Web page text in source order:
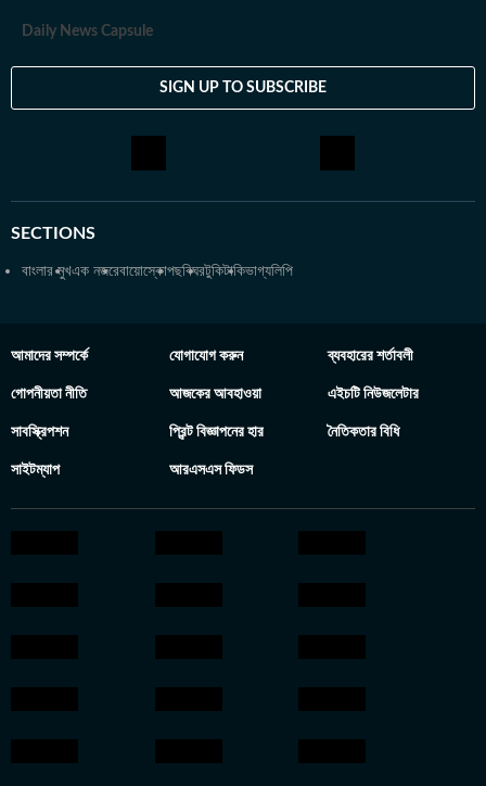
Daily News Capsule
SIGN UP TO SUBSCRIBE
SECTIONS
বাংলার মুখএক নজরেবায়োস্কোপছবিঘরটুকিটাকিভাগ্যলিপি
আমাদের সম্পর্কে যোগাযোগ করুন ব্যবহারের শর্তাবলী
গোপনীয়তা নীতি আজকের আবহাওয়া এইচটি নিউজলেটার
সাবস্ক্রিপশন প্রিন্ট বিজ্ঞাপনের হার নৈতিকতার বিধি
সাইটম্যাপ আরএসএস ফিডস